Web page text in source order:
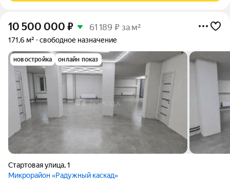
10 500 000 ₽ 61 189 ₽ за м²
171,6 м² свободное назначение
новостройка онлайн показ
Стартовая улица,1
Микрорайон «Радужный каскад»